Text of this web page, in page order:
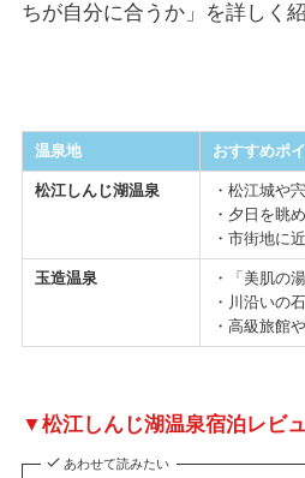
ちが自分に合うか」を詳しく
温泉地 おすすめポ
松江しんじ湖温泉
・松江城や
・夕日を眺
・市街地に
玉造温泉
・「美肌の
・川沿いの
・高級旅館
▼松江しんじ湖温泉宿泊レビ
あわせて読みたい